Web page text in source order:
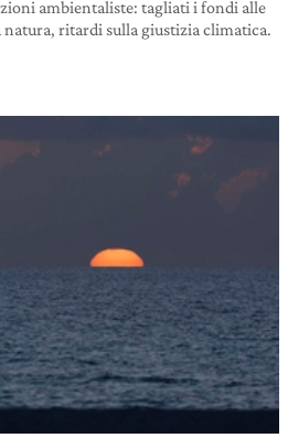
ambientaliste: tagliati i fondi alle
ritardi sulla giustizia climatica.